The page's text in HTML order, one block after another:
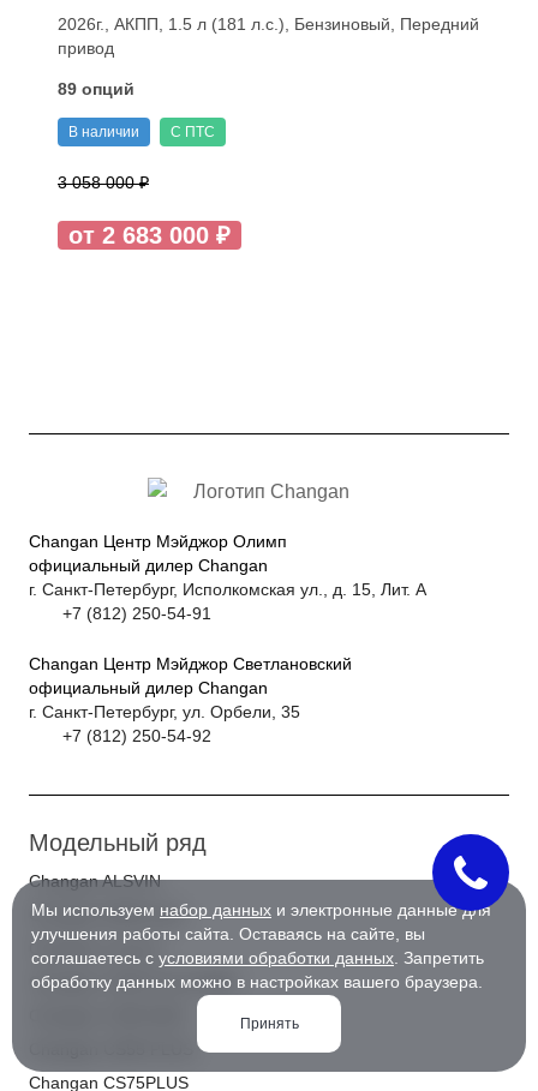
2026г., АКПП, 1.5 л (181 л.с.), Бензиновый, Передний
привод
89 опций
В наличии С ПТС
3 058 000 ₽
от 2 683 000 ₽
Changan Центр Мэйджор Олимп
официальный дилер Changan
г. Санкт-Петербург, Исполкомская ул., д. 15, Лит. А
+7 (812) 250-54-91
Changan Центр Мэйджор Светлановский
официальный дилер Changan
г. Санкт-Петербург, ул. Орбели, 35
+7 (812) 250-54-92
Модельный ряд
Changan ALSVIN
Changan EADO plus
Changan Lamore
Changan CS35 PLUS NEW
Changan CS75PLUS
Мы используем набор данных и электронные данные для
улучшения работы сайта. Оставаясь на сайте, вы
соглашаетесь с условиями обработки данных. Запретить
обработку данных можно в настройках вашего браузера.
Принять